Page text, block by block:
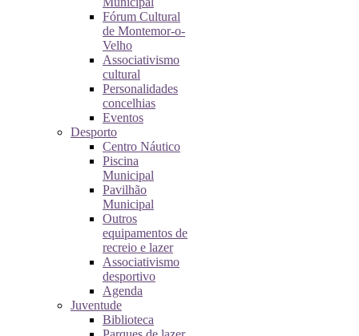
Fórum Cultural
de Montemor-o-
Velho
Associativismo
cultural
Personalidades
concelhias
Eventos
Desporto
Centro Náutico
Piscina
Municipal
Pavilhão
Municipal
Outros
equipamentos de
recreio e lazer
Associativismo
desportivo
Agenda
Juventude
Biblioteca